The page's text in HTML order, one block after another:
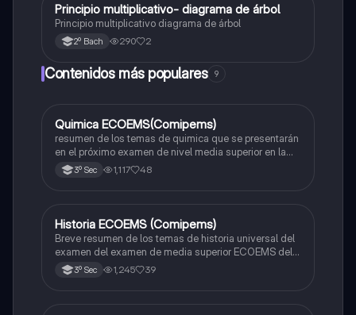
Matemáticas
Principio multiplicativo- diagrama de árbol
Principio multiplicativo diagrama de árbol
2º Bach 290 2
Contenidos más populares 9
Química
Quimica ECOEMS(Comipems)
resumen de los temas de quimica que se presentarán
en el próximo examen de nivel media superior en la
zona metropolitana de el valle de México
3º Sec 1,117 48
Historia
Historia ECOEMS (Comipems)
Breve resumen de los temas de historia universal del
examen del examen de media superior ECOEMS del
valle de México
3º Sec 1,245 39